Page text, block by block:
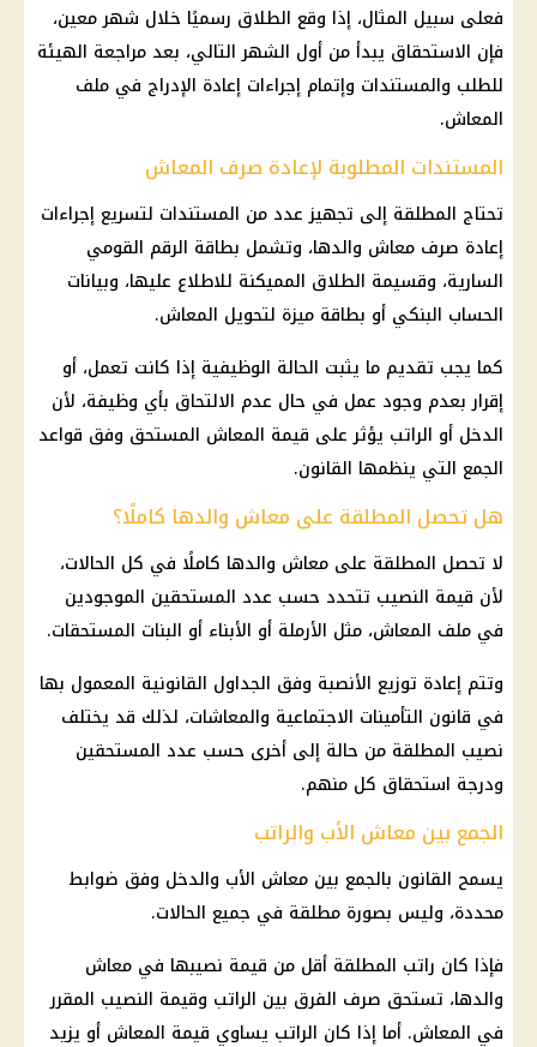
فعلى سبيل المثال، إذا وقع الطلاق رسميًا خلال شهر معين،
فإن الاستحقاق يبدأ من أول الشهر التالي، بعد مراجعة الهيئة
للطلب والمستندات وإتمام إجراءات إعادة الإدراج في ملف
المعاش.
المستندات المطلوبة لإعادة صرف المعاش
تحتاج المطلقة إلى تجهيز عدد من المستندات لتسريع إجراءات
إعادة صرف معاش والدها، وتشمل بطاقة الرقم القومي
السارية، وقسيمة الطلاق المميكنة للاطلاع عليها، وبيانات
الحساب البنكي أو بطاقة ميزة لتحويل المعاش.
كما يجب تقديم ما يثبت الحالة الوظيفية إذا كانت تعمل، أو
إقرار بعدم وجود عمل في حال عدم الالتحاق بأي وظيفة، لأن
الدخل أو الراتب يؤثر على قيمة المعاش المستحق وفق قواعد
الجمع التي ينظمها القانون.
هل تحصل المطلقة على معاش والدها كاملًا؟
لا تحصل المطلقة على معاش والدها كاملًا في كل الحالات،
لأن قيمة النصيب تتحدد حسب عدد المستحقين الموجودين
في ملف المعاش، مثل الأرملة أو الأبناء أو البنات المستحقات.
وتتم إعادة توزيع الأنصبة وفق الجداول القانونية المعمول بها
في قانون التأمينات الاجتماعية والمعاشات، لذلك قد يختلف
نصيب المطلقة من حالة إلى أخرى حسب عدد المستحقين
ودرجة استحقاق كل منهم.
الجمع بين معاش الأب والراتب
يسمح القانون بالجمع بين معاش الأب والدخل وفق ضوابط
محددة، وليس بصورة مطلقة في جميع الحالات.
فإذا كان راتب المطلقة أقل من قيمة نصيبها في معاش
والدها، تستحق صرف الفرق بين الراتب وقيمة النصيب المقرر
في المعاش. أما إذا كان الراتب يساوي قيمة المعاش أو يزيد